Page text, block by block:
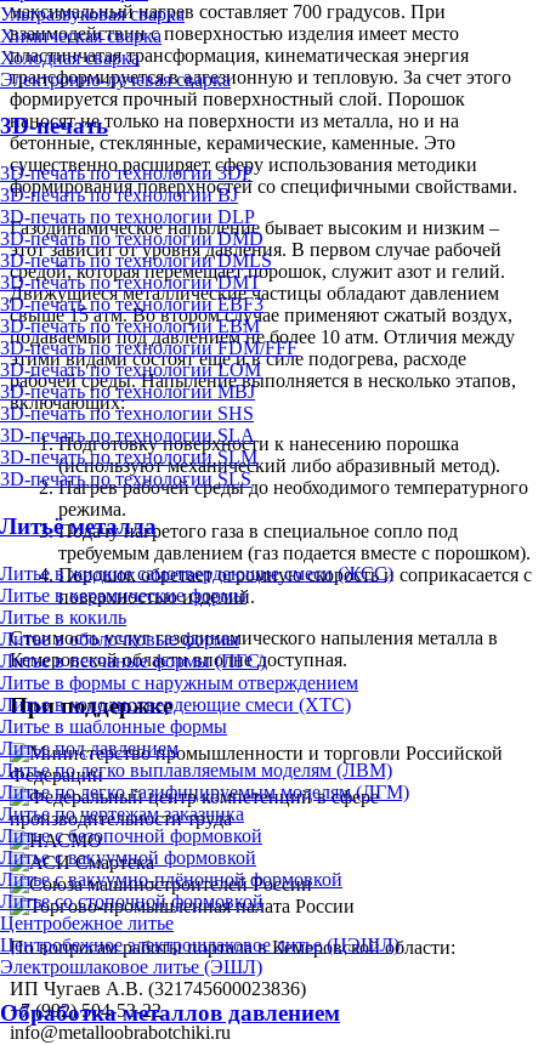
Ультразвуковая сварка
Химическая сварка
Холодная сварка
Электронно-лучевая сварка
3D-печать
3D-печать по технологии 3DP
3D-печать по технологии BJ
3D-печать по технологии DLP
3D-печать по технологии DMD
3D-печать по технологии DMLS
3D-печать по технологии DMT
3D-печать по технологии EBF3
3D-печать по технологии EBM
3D-печать по технологии FDM/FFF
3D-печать по технологии LOM
3D-печать по технологии MBJ
3D-печать по технологии SHS
3D-печать по технологии SLA
3D-печать по технологии SLM
3D-печать по технологии SLS
Литьё металла
Литье в жидкие самотвердеющие смеси (ЖСС)
Литье в керамические формы
Литье в кокиль
Литье в оболочковые формы
Литье в песчаные формы (ПГС)
Литье в формы с наружным отверждением
Литье в холоднотвердеющие смеси (ХТС)
Литье в шаблонные формы
Литье под давлением
Литье по легко выплавляемым моделям (ЛВМ)
Литье по легко газифицируемым моделям (ЛГМ)
Литье по чертежам заказчика
Литье с безопочной формовкой
Литье с вакуумной формовкой
Литье с вакуумно-плёночной формовкой
Литье со стопочной формовкой
Центробежное литье
Центробежное электрошлаковое литье (ЦЭШЛ)
Электрошлаковое литье (ЭШЛ)
Обработка металлов давлением
максимальный нагрев составляет 700 градусов. При
взаимодействии с поверхностью изделия имеет место
пластинчатая трансформация, кинематическая энергия
трансформируется в адгезионную и тепловую. За счет этого
формируется прочный поверхностный слой. Порошок
наносят не только на поверхности из металла, но и на
бетонные, стеклянные, керамические, каменные. Это
существенно расширяет сферу использования методики
формирования поверхностей со специфичными свойствами.
Газодинамическое напыление бывает высоким и низким –
этот зависит от уровня давления. В первом случае рабочей
средой, которая перемещает порошок, служит азот и гелий.
Движущиеся металлические частицы обладают давлением
свыше 15 атм. Во втором случае применяют сжатый воздух,
подаваемый под давлением не более 10 атм. Отличия между
этими видами состоят еще и в силе подогрева, расходе
рабочей среды. Напыление выполняется в несколько этапов,
включающих:
Подготовку поверхности к нанесению порошка
(используют механический либо абразивный метод).
Нагрев рабочей среды до необходимого температурного
режима.
Подачу нагретого газа в специальное сопло под
требуемым давлением (газ подается вместе с порошком).
Порошок обретает огромную скорость и соприкасается с
поверхностью изделий.
Стоимость услуг газодинамического напыления металла в
Кемеровской области вполне доступная.
При поддержке
По вопросам работы портала в Кемеровской области:
ИП Чугаев А.В. (321745600023836)
+7 (992) 504-53-22
info@metalloobrabotchiki.ru